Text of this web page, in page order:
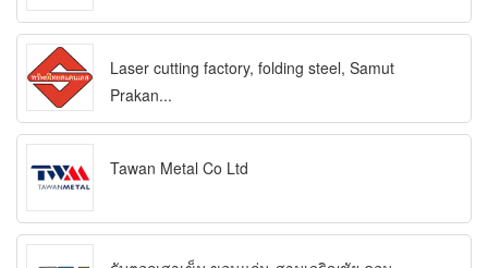
Laser cutting factory, folding steel, Samut
Prakan...
Tawan Metal Co Ltd